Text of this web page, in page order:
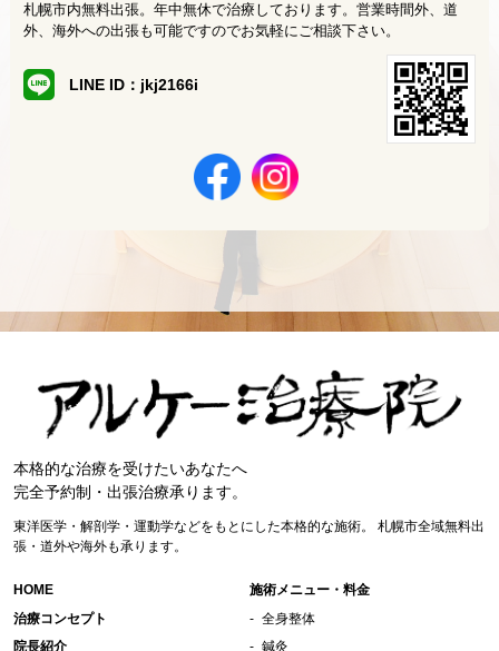
札幌市内無料出張。年中無休で治療しております。営業時間外、道
外、海外への出張も可能ですのでお気軽にご相談下さい。
LINE ID：jkj2166i
本格的な治療を受けたいあなたへ
完全予約制・出張治療承ります。
東洋医学・解剖学・運動学などをもとにした本格的な施術。
札幌市全域無料出
張・道外や海外も承ります。
HOME
治療コンセプト
院長紹介
施術メニュー・料金
全身整体
鍼灸